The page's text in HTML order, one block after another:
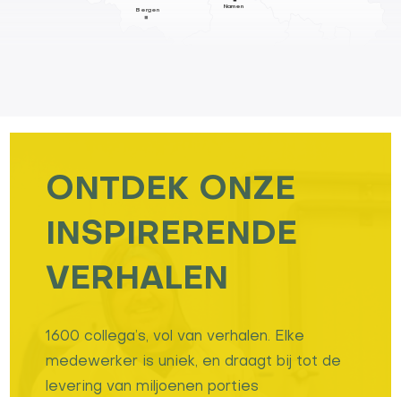
Bergen
Namen
ONTDEK ONZE
INSPIRERENDE
VERHALEN
1600 collega’s, vol van verhalen. Elke
medewerker is uniek, en draagt bij tot de
levering van miljoenen porties